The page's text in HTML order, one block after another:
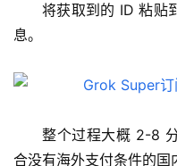
c
将获取到的 ID 粘贴
息。
整个过程大概 2-8
合没有海外支付条件的国